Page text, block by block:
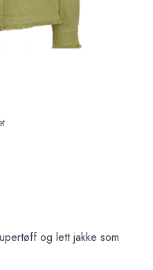
og lett jakke som